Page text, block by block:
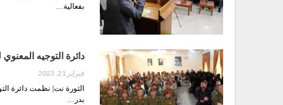
بفعالية…
دائرة التوجيه
فبراير 21, 2023
الثورة نت| نظمت دائرة
بدر…